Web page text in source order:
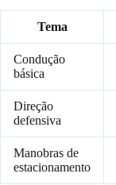
Tema
Condução
básica
Direção
defensiva
Manobras de
estacionamento